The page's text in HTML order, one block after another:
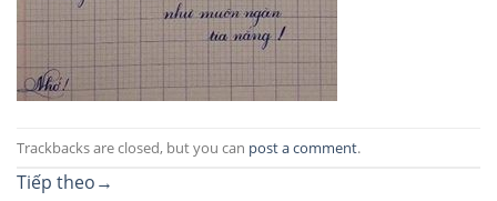
Trackbacks are closed, but you can post a comment.
Tiếp theo→